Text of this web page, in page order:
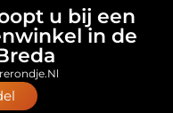
u bij een
in de